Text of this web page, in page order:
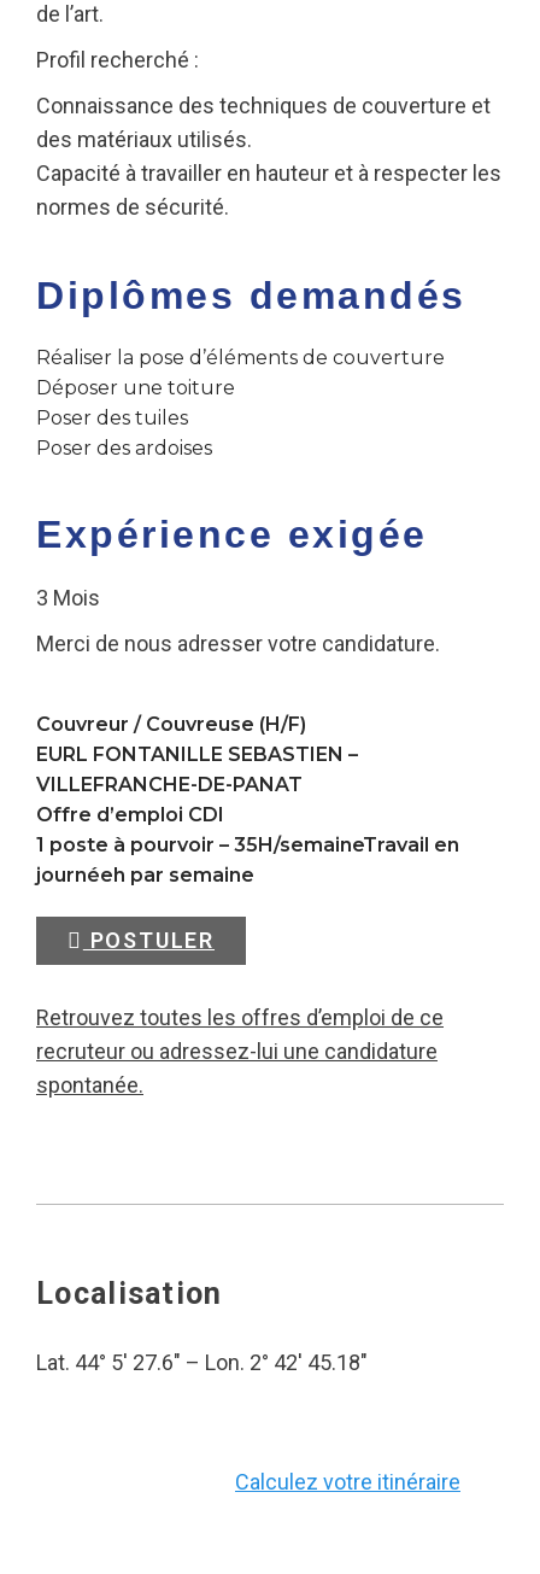
de l’art.
Profil recherché :
Connaissance des techniques de couverture et
des matériaux utilisés.
Capacité à travailler en hauteur et à respecter les
normes de sécurité.
Diplômes demandés
Réaliser la pose d’éléments de couverture
Déposer une toiture
Poser des tuiles
Poser des ardoises
Expérience exigée
3 Mois
Merci de nous adresser votre candidature.
Couvreur / Couvreuse (H/F)
EURL FONTANILLE SEBASTIEN –
VILLEFRANCHE-DE-PANAT
Offre d’emploi CDI
1 poste à pourvoir – 35H/semaineTravail en
journéeh par semaine
POSTULER
Retrouvez toutes les offres d’emploi de ce
recruteur ou adressez-lui une candidature
spontanée.
Localisation
Lat. 44° 5′ 27.6″ – Lon. 2° 42′ 45.18″
Calculez votre itinéraire